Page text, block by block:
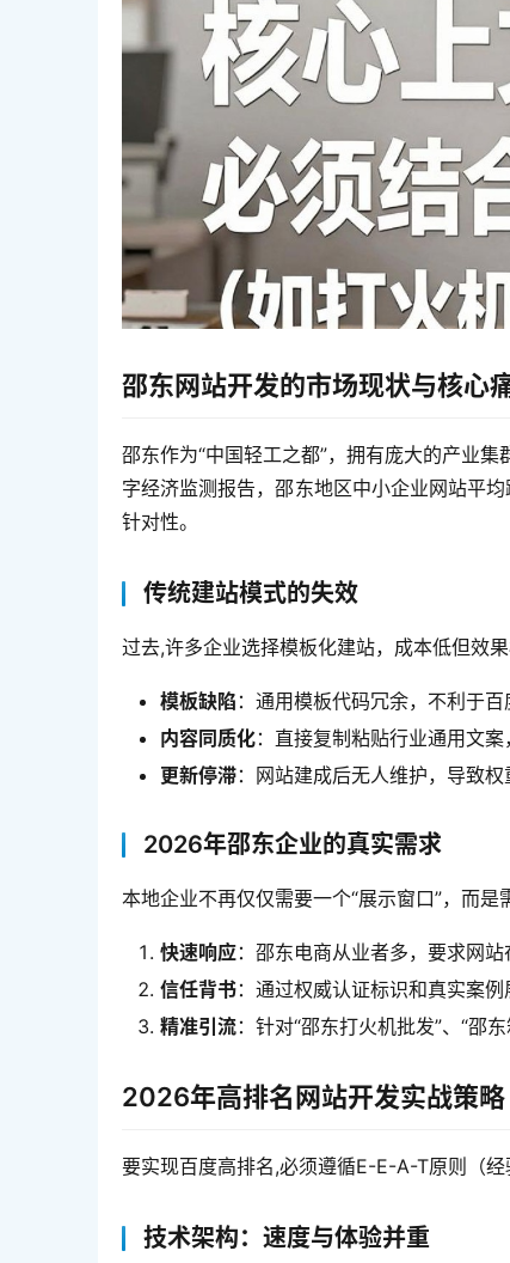
邵东网站开发的市场现状与核心
邵东作为“中国轻工之都”，拥有庞大的产业
字经济监测报告，邵东地区中小企业网站平
针对性。
传统建站模式的失效
过去,许多企业选择模板化建站，成本低但效
模板缺陷 ：通用模板代码冗余，不利于百
内容同质化：直接复制粘贴行业通用文案
更新停滞：网站建成后无人维护，导致权
2026年邵东企业的真实需求
本地企业不再仅仅需要一个“展示窗口”，而是
快速响应：邵东电商从业者多，要求网站
信任背书：通过权威认证标识和真实案例
精准引流：针对“邵东打火机批发”、“邵
2026年高排名网站开发实战策略
要实现百度高排名,必须遵循E-E-A-T原则（
技术架构：速度与体验并重